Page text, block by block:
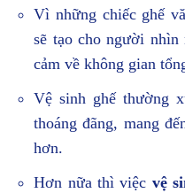
Vì những chiếc ghế
sẽ tạo cho người
cảm về không gian
Vệ sinh ghế thường
thoáng đãng, mang
hơn.
Hơn nữa thì việc vệ